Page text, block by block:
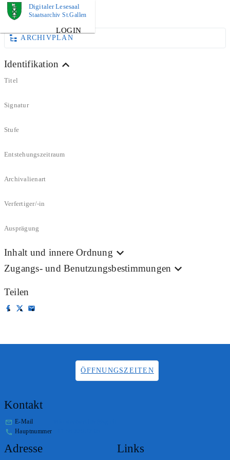
Digitaler Lesesaal
Staatsarchiv St.Gallen
LOGIN
PLAN
ARCHIVPLAN
Identifikation
Titel
Signatur
Stufe
Entstehungszeitraum
Archivalienart
Verfertiger/-in
Ausprägung
Inhalt und innere Ordnung
Zugangs- und Benutzungsbestimmungen
Teilen
ÖFFNUNGSZEITEN
Kontakt
E-Mail
Hauptnummer
Adresse Links